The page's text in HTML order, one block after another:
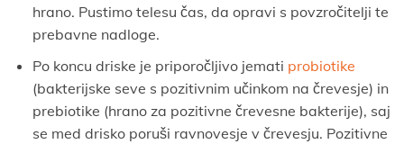
hrano. Pustimo telesu čas, da opravi s povzročitelji te
prebavne nadloge.
Po koncu driske je priporočljivo jemati probiotike
(bakterijske seve s pozitivnim učinkom na črevesje) in
prebiotike (hrano za pozitivne črevesne bakterije), saj
se med drisko poruši ravnovesje v črevesju. Pozitivne